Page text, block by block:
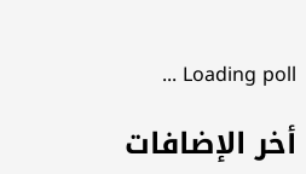
Loading poll ...
أخر الإضافات